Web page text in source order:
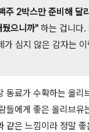
주 2박스만 준비해 달
뒀으니까" 하는 겁니다.
가 심지 않은 감자는
동료가 수확하는 올리
들에게 좋은 올리브유
같은 느낌이라 정말